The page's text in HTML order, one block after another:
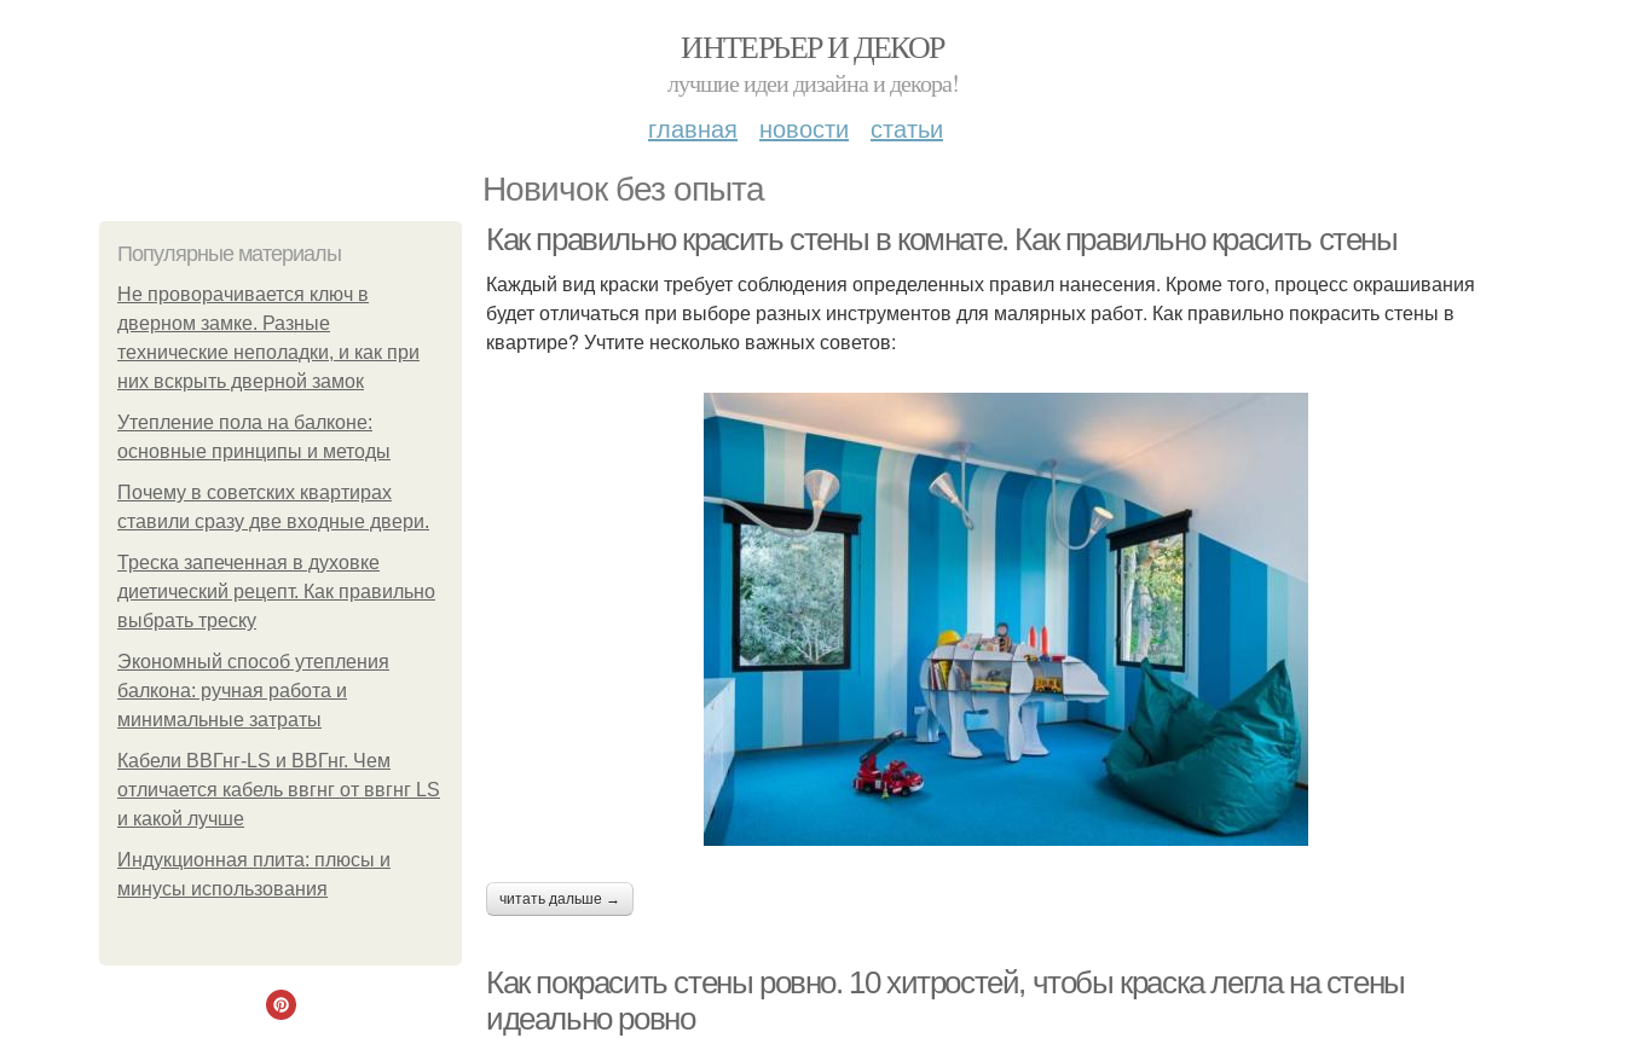
ИНТЕРЬЕР И ДЕКОР
лучшие идеи дизайна и декора!
главная новости статьи
Новичок без опыта
Популярные материалы
Не проворачивается ключ в
дверном замке. Разные
технические неполадки, и как при
них вскрыть дверной замок
Утепление пола на балконе:
основные принципы и методы
Почему в советских квартирах
ставили сразу две входные двери.
Треска запеченная в духовке
диетический рецепт. Как правильно
выбрать треску
Экономный способ утепления
балкона: ручная работа и
минимальные затраты
Кабели ВВГнг-LS и ВВГнг. Чем
отличается кабель ввгнг от ввгнг LS
и какой лучше
Индукционная плита: плюсы и
минусы использования
Как правильно красить стены в комнате. Как правильно красить стены
Каждый вид краски требует соблюдения определенных правил нанесения. Кроме того, процесс окрашивания
будет отличаться при выборе разных инструментов для малярных работ. Как правильно покрасить стены в
квартире? Учтите несколько важных советов:
читать дальше →
Как покрасить стены ровно. 10 хитростей, чтобы краска легла на стены
идеально ровно